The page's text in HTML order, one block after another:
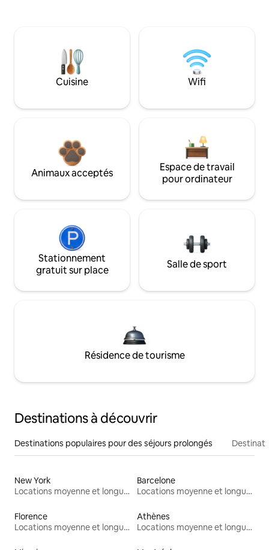
Cuisine Wifi
Animaux acceptés
Espace de travail
pour ordinateur
Stationnement
gratuit sur place
Salle de sport
Résidence de tourisme
Destinations à découvrir
Destinations populaires pour des séjours prolongés
New York
Locations moyenne et longue durée
Barcelone
Locations moyenne et longue durée
Florence
Locations moyenne et longue durée
Athènes
Locations moyenne et longue durée